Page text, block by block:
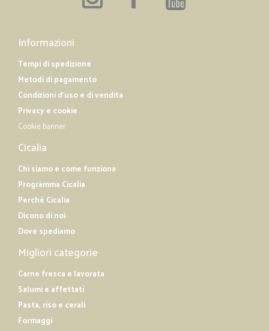
Informazioni
Tempi di spedizione
Metodi di pagamento
Condizioni d'uso e di vendita
Privacy e cookie
Cookie banner
Cicalia
Chi siamo e come funziona
Programma Cicalia
Perché Cicalia
Dicono di noi
Dove spediamo
Migliori categorie
Carne fresca e lavorata
Salumi e affettati
Pasta, riso e cerali
Formaggi